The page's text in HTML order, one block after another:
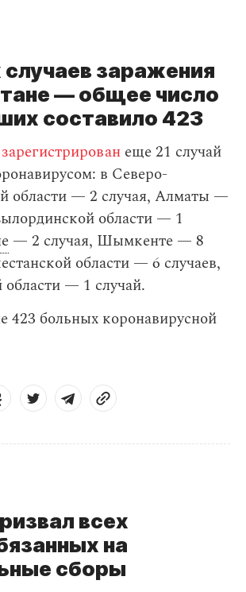
случаев заражения
— общее число
составило 423
зарегистрирован еще 21 случай
в Северо-
области — 2 случая, Алматы —
области — 1
— 2 случая, Шымкенте — 8
области — 6 случаев,
— 1 случай.
423 больных коронавирусной
всех
на
сборы